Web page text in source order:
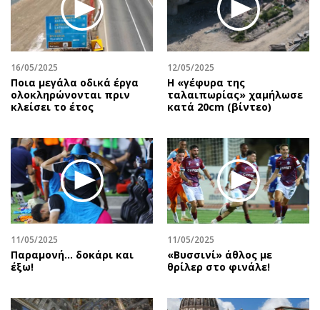
Βιβλίο
Χειρόγραφα
Προσωπικότητες στην ''Κ''
Επιστολές
16/05/2025
Ποια μεγάλα οδικά έργα
ολοκληρώνονται πριν
κλείσει το έτος
12/05/2025
H «γέφυρα της
ταλαιπωρίας» χαμήλωσε
κατά 20cm (βίντεο)
11/05/2025
Παραμονή… δοκάρι και
έξω!
11/05/2025
«Βυσσινί» άθλος με
θρίλερ στο φινάλε!